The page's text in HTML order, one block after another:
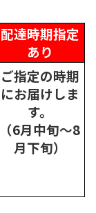
配達時期指定
あり
ご指定の時期
にお届けしま
す。
（6月中旬～8
月下旬）